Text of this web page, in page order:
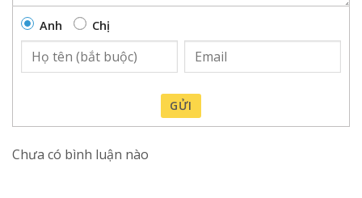
Anh Chị
GỬI
Chưa có bình luận nào